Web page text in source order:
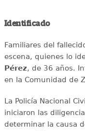
Identificado
Familiares del
escena, quienes lo
Pérez, de 36 años.
en la Comunidad de
La Policía Nacional
iniciaron las
determinar la causa